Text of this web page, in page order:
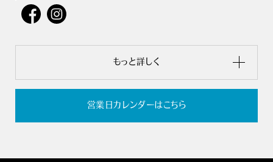
もっと詳しく
営業日カレンダーはこちら